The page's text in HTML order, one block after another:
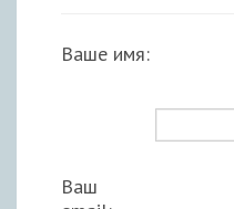
Ваше имя:
Ваш